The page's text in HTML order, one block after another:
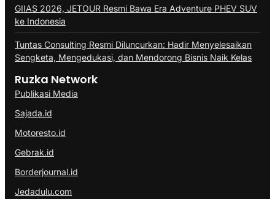
GIIAS 2026, JETOUR Resmi Bawa Era Adventure PHEV SUV
ke Indonesia
Tuntas Consulting Resmi Diluncurkan: Hadir Menyelesaikan
Sengketa, Mengedukasi, dan Mendorong Bisnis Naik Kelas
Ruzka Network
Publikasi Media
Sajada.id
Motoresto.id
Gebrak.id
Borderjournal.id
Jedadulu.com